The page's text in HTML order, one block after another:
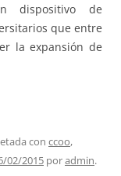
dispositivo de
que entre
la expansión de
con ccoo,
02/2015 poradmin.